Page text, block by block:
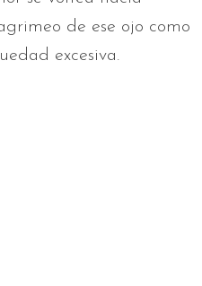
de ese ojo como
excesiva.